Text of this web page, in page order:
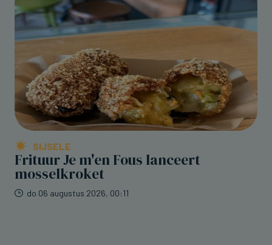
SIJSELE
Frituur Je m'en Fous lanceert
mosselkroket
do 06 augustus 2026, 00:11